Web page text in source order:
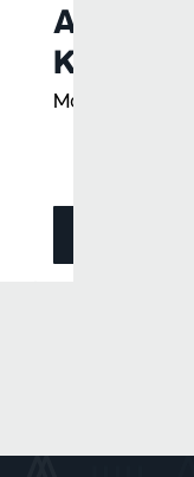
Albrecht
Marc